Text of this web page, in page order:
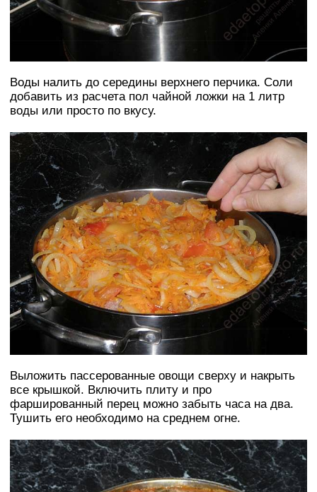
Воды налить до середины верхнего перчика. Соли
добавить из расчета пол чайной ложки на 1 литр
воды или просто по вкусу.
Выложить пассерованные овощи сверху и накрыть
все крышкой. Включить плиту и про
фаршированный перец можно забыть часа на два.
Тушить его необходимо на среднем огне.